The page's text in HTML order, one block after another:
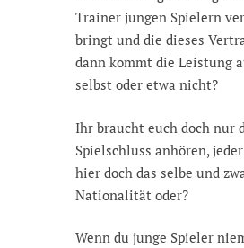
Trainer jungen Spielern
bringt und die dieses
dann kommt die Leistung
selbst oder etwa nicht?
Ihr braucht euch doch nur
Spielschluss anhören,
hier doch das selbe und
Nationalität oder?
Wenn du junge Spieler